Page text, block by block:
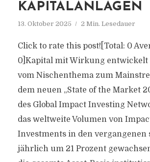
KAPITALANLAGEN
13. Oktober 2025 2 Min. Lesedauer
Click to rate this post![Total: 0
0]Kapital mit Wirkung entwickelt
vom Nischenthema zum
dem neuen „State of the Market
des Global Impact Investing
das weltweite Volumen von
Investments in den vergangenen
jährlich um 21 Prozent